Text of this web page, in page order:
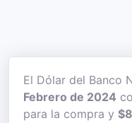
El Dólar del Banco
Febrero de 2024
para la compra y